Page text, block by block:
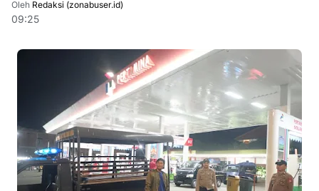
Oleh Redaksi (zonabuser.id)
09:25